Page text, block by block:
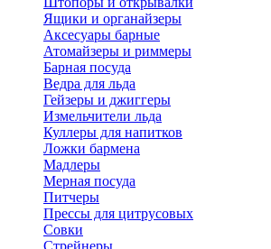
Ящики и органайзеры
Аксесуары барные
Атомайзеры и риммеры
Барная посуда
Ведра для льда
Гейзеры и джиггеры
Измельчители льда
Куллеры для напитков
Ложки бармена
Мадлеры
Мерная посуда
Питчеры
Прессы для цитрусовых
Совки
Стрейнеры